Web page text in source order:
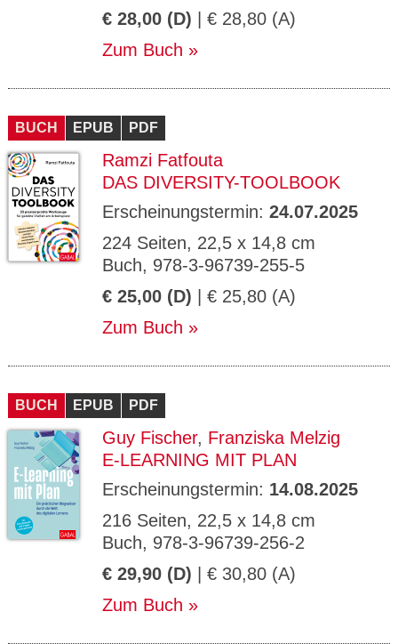
€ 28,00 (D) | € 28,80 (A)
Zum Buch
BUCH EPUB PDF
Ramzi Fatfouta
DAS DIVERSITY-TOOLBOOK
Erscheinungstermin: 24.07.2025
224 Seiten, 22,5 x 14,8 cm
Buch, 978-3-96739-255-5
€ 25,00 (D) | € 25,80 (A)
Zum Buch
BUCH EPUB PDF
Guy Fischer, Franziska Melzig
E-LEARNING MIT PLAN
Erscheinungstermin: 14.08.2025
216 Seiten, 22,5 x 14,8 cm
Buch, 978-3-96739-256-2
€ 29,90 (D) | € 30,80 (A)
Zum Buch